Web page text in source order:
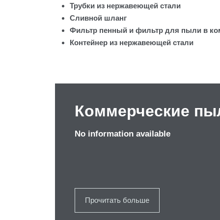
Трубки из нержавеющей стали
Сливной шланг
Фильтр пенный и фильтр для пыли в
Контейнер из нержавеющей стали
Коммерческие
No information available
Прочитать больше